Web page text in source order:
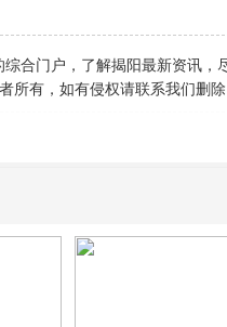
合门户，了解揭阳最新资讯，
有侵权请联系我们删除，